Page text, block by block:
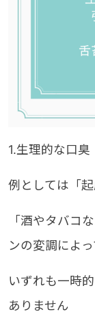
1.生理的な口臭
例としては「
「酒やタバコ
ンの変調によ
いずれも一時
ありません